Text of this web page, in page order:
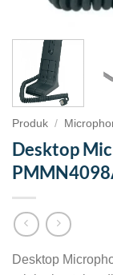
Produk /
Desktop
Desktop